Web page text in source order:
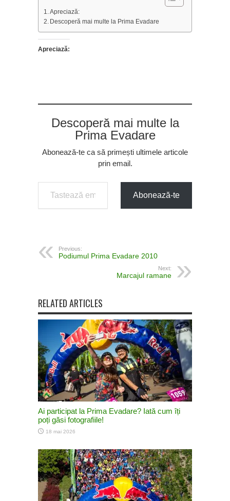
Apreciază:
Descoperă mai multe la Prima Evadare
Apreciază:
Descoperă mai multe la
Prima Evadare
Abonează-te ca să primești ultimele articole
prin email.
Tastează emailul tău...
Abonează-te
Previous:
Podiumul Prima Evadare 2010
Next:
Marcajul ramane
RELATED ARTICLES
Ai participat la Prima Evadare? Iată cum îți
poți găsi fotografiile!
18 mai 2026